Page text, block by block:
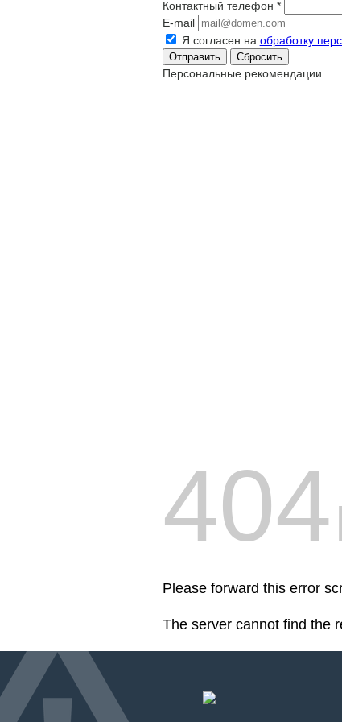
Контактный телефон *
E-mail
Я согласен на обработку
Сбросить
Персональные рекомендации
404
Please forward this error
The server cannot find the